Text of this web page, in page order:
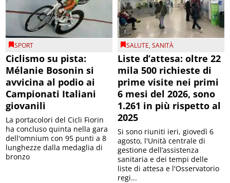
SPORT
Ciclismo su pista:
Mélanie Bosonin si
avvicina al podio ai
Campionati Italiani
giovanili
La portacolori del Cicli Fiorin
ha concluso quinta nella gara
dell'omnium con 95 punti a 8
lunghezze dalla medaglia di
bronzo
SALUTE,SANITÀ
Liste d’attesa: oltre 22
mila 500 richieste di
prime visite nei primi
6 mesi del 2026, sono
1.261 in più rispetto al
2025
Si sono riuniti ieri, giovedì 6
agosto, l'Unità centrale di
gestione dell’assistenza
sanitaria e dei tempi delle
liste di attesa e l'Osservatorio
regi...